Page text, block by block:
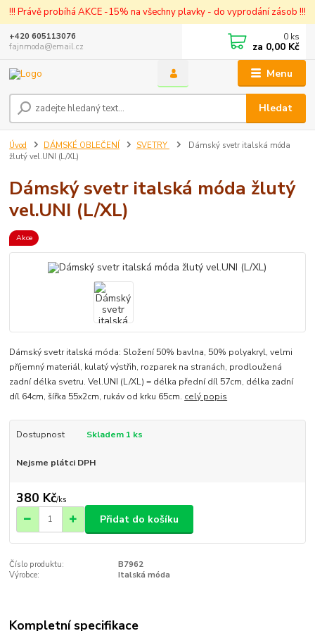
!!! Právě probíhá AKCE -15% na všechny plavky - do vyprodání zásob !!!
Menu
Hledat
+420 605113076
fajnmoda@email.cz
0 ks
za 0,00 Kč
Úvod DÁMSKÉ OBLEČENÍ SVETRY
Dámský svetr italská móda
žlutý vel.UNI (L/XL)
Dámský svetr italská móda žlutý
vel.UNI (L/XL)
Akce
Dámský svetr italská móda: Složení 50% bavlna, 50% polyakryl, velmi
příjemný materiál, kulatý výstřih, rozparek na stranách, prodloužená
zadní délka svetru. Vel.UNI (L/XL) = délka přední díl 57cm, délka zadní
díl 64cm, šířka 55x2cm, rukáv od krku 65cm. celý popis
Dostupnost Skladem 1 ks
Nejsme plátci DPH
380 Kč/ks
Přidat do košíku
Číslo produktu:
B7962
Výrobce:
Italská móda
Kompletní specifikace